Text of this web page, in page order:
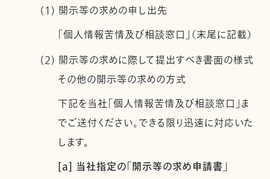
(1) 開示等の求めの申し出先
「個人情報苦情及び相談窓口」（末尾に記載）
(2) 開示等の求めに際して提出すべき書面の様式
その他の開示等の求めの方式
下記を当社「個人情報苦情及び相談窓口」ま
でご送付ください。できる限り迅速に対応いた
します。
[a] 当社指定の「開示等の求め申請書」